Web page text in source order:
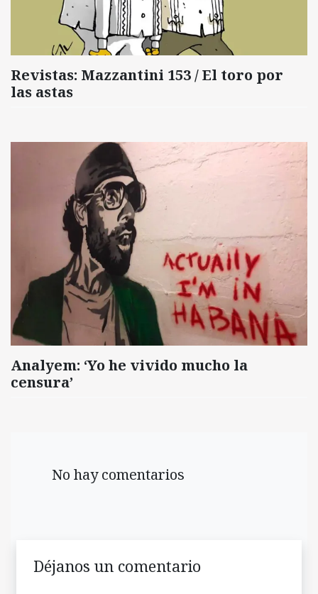
Revistas: Mazzantini 153 / El toro por
las astas
Analyem: ‘Yo he vivido mucho la
censura’
No hay comentarios
Déjanos un comentario